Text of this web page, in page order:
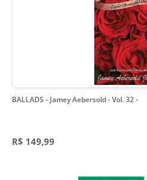
BALLADS - Jamey Aebersold - Vol. 32-
R$ 149,99